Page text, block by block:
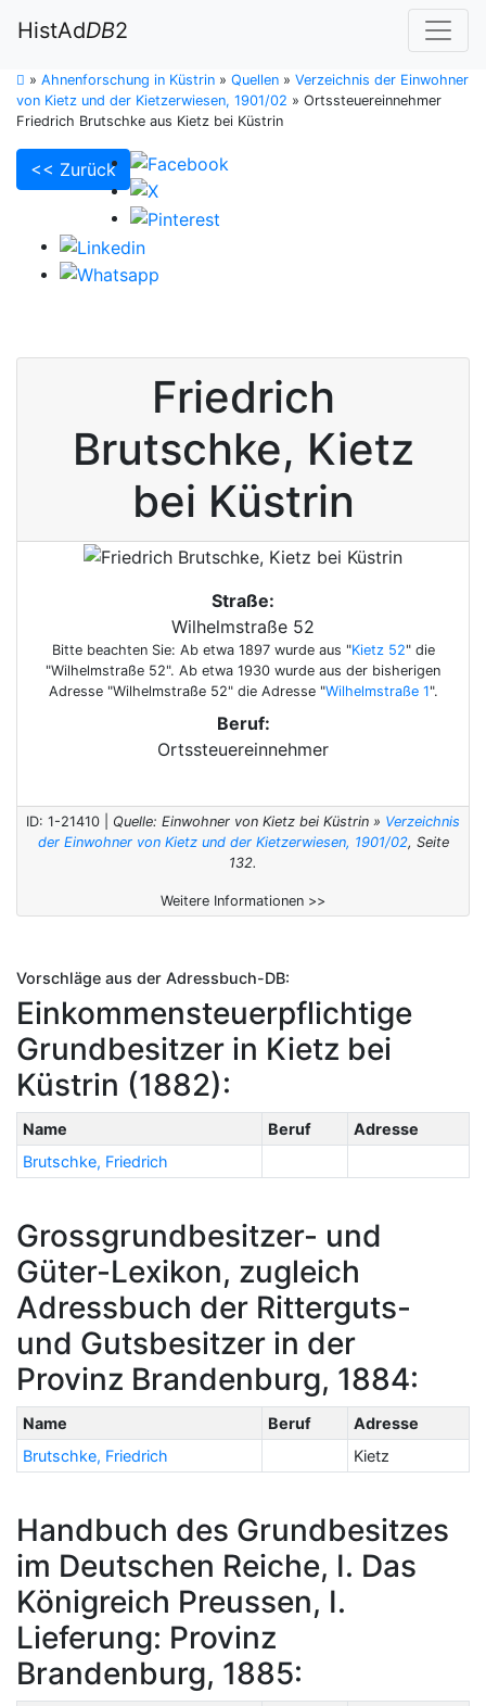
HistAdDB2
» Ahnenforschung in Küstrin » Quellen » Verzeichnis der Einwohner
von Kietz und der Kietzerwiesen, 1901/02 » Ortssteuereinnehmer
Friedrich Brutschke aus Kietz bei Küstrin
<< Zurück
Friedrich
Brutschke, Kietz
bei Küstrin
Straße:
Wilhelmstraße 52
Bitte beachten Sie: Ab etwa 1897 wurde aus "Kietz 52" die
"Wilhelmstraße 52". Ab etwa 1930 wurde aus der bisherigen
Adresse "Wilhelmstraße 52" die Adresse "Wilhelmstraße 1".
Beruf:
Ortssteuereinnehmer
ID: 1-21410 | Quelle: Einwohner von Kietz bei Küstrin » Verzeichnis
der Einwohner von Kietz und der Kietzerwiesen, 1901/02, Seite
132.
Weitere Informationen >>
Vorschläge aus der Adressbuch-DB:
Einkommensteuerpflichtige
Grundbesitzer in Kietz bei
Küstrin (1882):
Name Beruf
Adresse
Brutschke, Friedrich
Grossgrundbesitzer- und
Güter-Lexikon, zugleich
Adressbuch der Ritterguts-
und Gutsbesitzer in der
Provinz Brandenburg, 1884:
Name Beruf
Adresse
Brutschke, Friedrich
Kietz
Handbuch des Grundbesitzes
im Deutschen Reiche, I. Das
Königreich Preussen, I.
Lieferung: Provinz
Brandenburg, 1885: